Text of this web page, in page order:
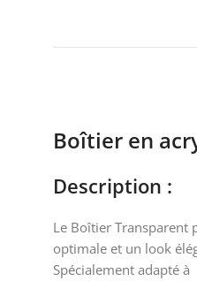
Boîtier en
Description :
Le Boîtier Transparent
optimale et un look
Spécialement adapté